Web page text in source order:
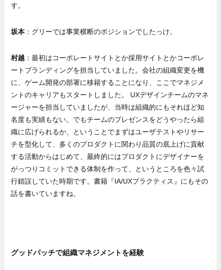
す。
坂本 ：グリーでは事業横断のポジションでしたっけ。
村越 ：最初はコーポレートサイトとか採用サイトとかコーポレ
ートブランディングを担当していました。会社の組織変更を機
に、ゲーム開発の部署に移籍することになり、ここでマネジメ
ントのキャリアもスタートしました。 UXデザインチームのマネ
ージャーを担当していましたが、当時は組織的にもそれほど知
名度も実績もない。でもチームのプレゼンスをどうやったら組
織に広げられるか、ということでまずはユーザテストやリサー
チを型化して、多くのプロダクトに関わり品質の底上げに貢献
する活動からはじめて、最終的にはプロダクトにデザイナーを
がっつりコミットできる体制を作って、というところを色々試
行錯誤していた時期です。書籍『IA/UXプラクティス』にもその
話を書いていますね。
グッドパッチで組織マネジメントを経験